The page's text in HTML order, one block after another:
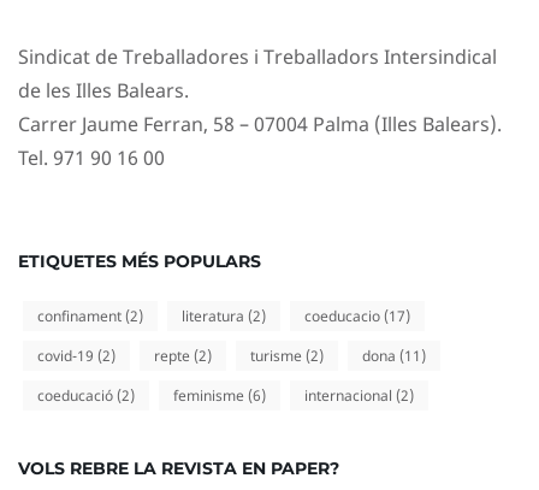
Sindicat de Treballadores i Treballadors Intersindical
de les Illes Balears.
Carrer Jaume Ferran, 58 – 07004 Palma (Illes Balears).
Tel. 971 90 16 00
ETIQUETES MÉS POPULARS
confinament (2) literatura (2) coeducacio (17)
covid-19 (2) repte (2) turisme (2) dona (11)
coeducació (2) feminisme (6) internacional (2)
VOLS REBRE LA REVISTA EN PAPER?